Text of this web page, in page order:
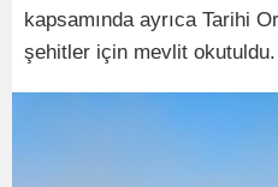
kapsamında ayrıca Tarihi
şehitler için mevlit okutuldu.